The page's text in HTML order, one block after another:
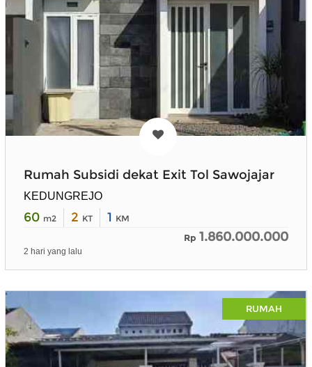
Rumah Subsidi dekat Exit Tol Sawojajar
KEDUNGREJO
60 m2 2 KT 1 KM
Rp 1.860.000.000
2 hari yang lalu
RUMAH